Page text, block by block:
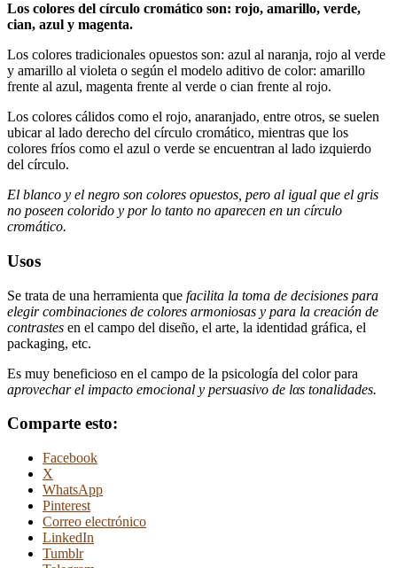
Los colores del círculo cromático son: rojo, amarillo, verde,
cian, azul y magenta.
Los colores tradicionales opuestos son: azul al naranja, rojo al verde
y amarillo al violeta o según el modelo aditivo de color: amarillo
frente al azul, magenta frente al verde o cian frente al rojo.
Los colores cálidos como el rojo, anaranjado, entre otros, se suelen
ubicar al lado derecho del círculo cromático, mientras que los
colores fríos como el azul o verde se encuentran al lado izquierdo
del círculo.
El blanco y el negro son colores opuestos, pero al igual que el gris
no poseen colorido y por lo tanto no aparecen en un círculo
cromático.
Usos
Se trata de una herramienta que facilita la toma de decisiones para
elegir combinaciones de colores armoniosas y para la creación de
contrastes en el campo del diseño, el arte, la identidad gráfica, el
packaging, etc.
Es muy beneficioso en el campo de la psicología del color para
aprovechar el impacto emocional y persuasivo de lαs tonalidades.
Comparte esto:
Facebook
X
WhatsApp
Pinterest
Correo electrónico
LinkedIn
Tumblr